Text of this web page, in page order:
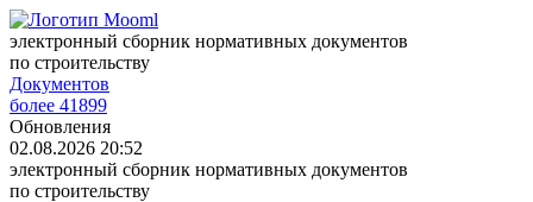
электронный сборник нормативных документов
по строительству
Документов
более 41899
Обновления
02.08.2026 20:52
электронный сборник нормативных документов
по строительству